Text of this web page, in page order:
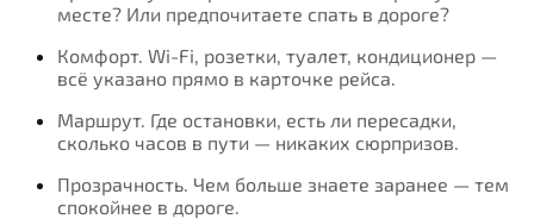
месте? Или предпочитаете спать в дороге?
Комфорт. Wi-Fi, розетки, туалет, кондиционер —
всё указано прямо в карточке рейса.
Маршрут. Где остановки, есть ли пересадки,
сколько часов в пути — никаких сюрпризов.
Прозрачность. Чем больше знаете заранее — тем
спокойнее в дороге.